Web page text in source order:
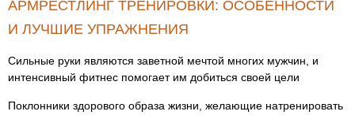
АРМРЕСТЛИНГ ТРЕНИРОВКИ: ОСОБЕННОСТИ
И ЛУЧШИЕ УПРАЖНЕНИЯ
Сильные руки являются заветной мечтой многих мужчин, и
интенсивный фитнес помогает им добиться своей цели
Поклонники здорового образа жизни, желающие натренировать